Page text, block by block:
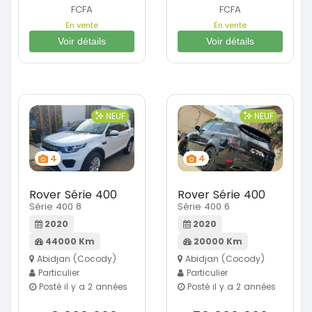
FCFA
En vente
Voir détails
FCFA
En vente
Voir détails
4
NEUF
Rover Série 400
Série 400 8
2020
44000 Km
Abidjan (Cocody)
Particulier
Posté il y a 2 années
4
NEUF
Rover Série 400
Série 400 6
2020
20000 Km
Abidjan (Cocody)
Particulier
Posté il y a 2 années